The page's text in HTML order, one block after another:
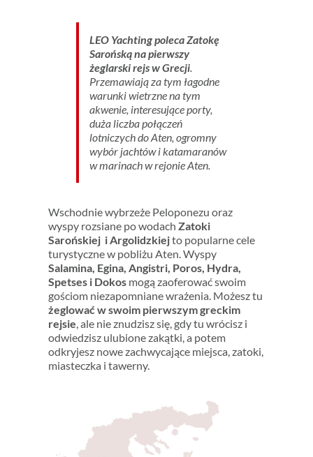
LEO Yachting poleca Zatokę
Sarońską na pierwszy
żeglarski rejs w Grecji.
Przemawiają za tym łagodne
warunki wietrzne na tym
akwenie, interesujące porty,
duża liczba połączeń
lotniczych do Aten, ogromny
wybór jachtów i katamaranów
w marinach w rejonie Aten.
Wschodnie wybrzeże Peloponezu oraz
wyspy rozsiane po wodach Zatoki
Sarońskiej i Argolidzkiejto popularne cele
turystyczne w pobliżu Aten. Wyspy
Salamina, Egina, Angistri, Poros, Hydra,
Spetses i Dokosmogą zaoferować swoim
gościom niezapomniane wrażenia. Możesz tu
żeglować w swoim pierwszym greckim
rejsie, ale nie znudzisz się, gdy tu wrócisz i
odwiedzisz ulubione zakątki, a potem
odkryjesz nowe zachwycające miejsca, zatoki,
miasteczka i tawerny.